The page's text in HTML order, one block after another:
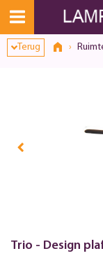
Terug
Trio - Design
Toestemmingsvenster